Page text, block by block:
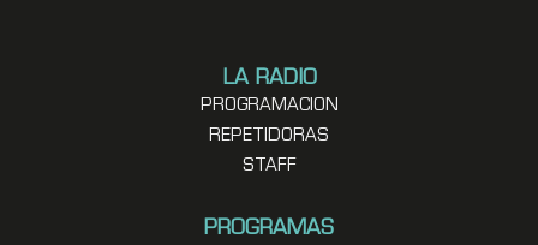
LA RADIO
PROGRAMACION
REPETIDORAS
STAFF
PROGRAMAS